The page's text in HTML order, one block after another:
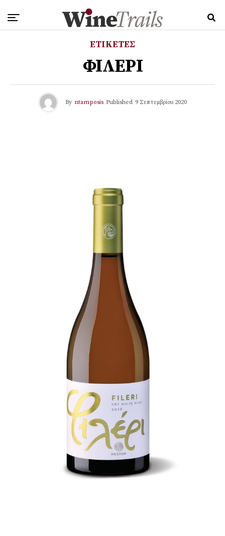
ΕΤΙΚΕΤΕΣ
ΦΙΛΕΡΙ
By ntamposis Published 9 Σεπτεμβρίου 2020